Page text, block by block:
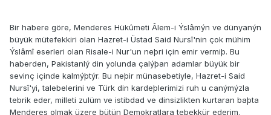
Bir habere göre, Menderes Hükûmeti Âlem-i Ýslâmýn ve dünyanýn
büyük mütefekkiri olan Hazret-i Üstad Said Nursî'nin çok mühim
Ýslâmî eserleri olan Risale-i Nur'un neþri için emir vermiþ. Bu
haberden, Pakistanlý din yolunda çalýþan adamlar büyük bir
sevinç içinde kalmýþtýr. Bu neþir münasebetiyle, Hazret-i Said
Nursî'yi, talebelerini ve Türk din kardeþlerimizi ruh u canýmýzla
tebrik eder, milleti zulüm ve istibdad ve dinsizlikten kurtaran baþta
Menderes olmak üzere bütün Demokratlara teþekkür ederim.